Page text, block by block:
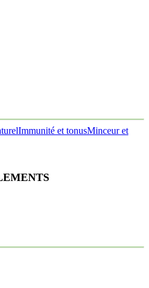
Immunité et tonusMinceur et